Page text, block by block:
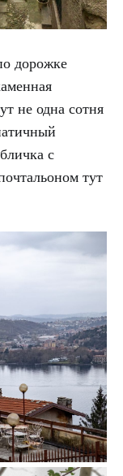
дорожке
не одна сотня
с
тут